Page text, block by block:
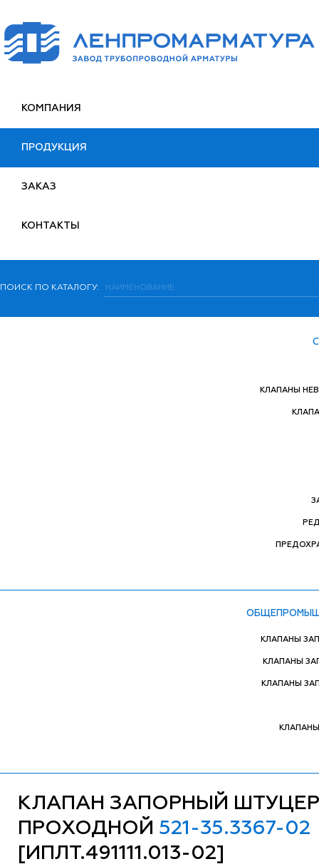
КОМПАНИЯ
ПРОДУКЦИЯ
ЗАКАЗ
КОНТАКТЫ
ПОИСК ПО КАТАЛОГУ:
КЛАПАНЫ
КЛАПАНЫ
КЛАПАНЫ
КЛАПАНЫ
КЛАПАН ЗАПОРНЫЙ
ПРОХОДНОЙ 521-35.3367-02
[ИПЛТ.491111.013-02]